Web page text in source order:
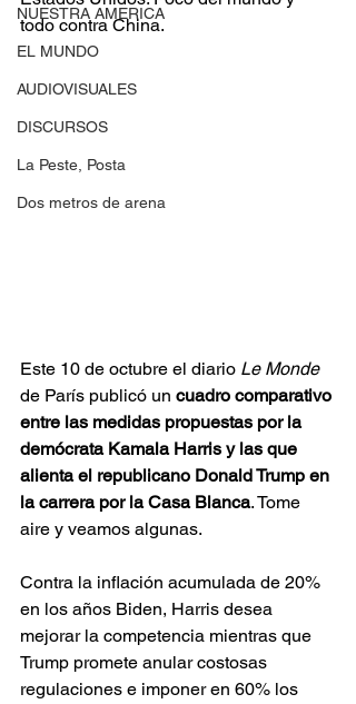
NUESTRA AMERICA
EL MUNDO
AUDIOVISUALES
DISCURSOS
La Peste, Posta
Dos metros de arena
todo contra China.
Este 10 de octubre el diario Le Monde
de París publicó un cuadro comparativo
entre las medidas propuestas por la
demócrata Kamala Harris y las que
alienta el republicano Donald Trump en
la carrera por la Casa Blanca. Tome
aire y veamos algunas.
Contra la inflación acumulada de 20%
en los años Biden, Harris desea
mejorar la competencia mientras que
Trump promete anular costosas
regulaciones e imponer en 60% los